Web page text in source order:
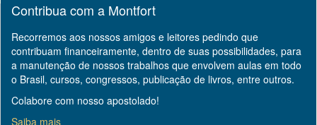
Contribua com a Montfort
Recorremos aos nossos amigos e leitores pedindo que
contribuam financeiramente, dentro de suas possibilidades, para
a manutenção de nossos trabalhos que envolvem aulas em todo
o Brasil, cursos, congressos, publicação de livros, entre outros.
Colabore com nosso apostolado!
Saiba mais